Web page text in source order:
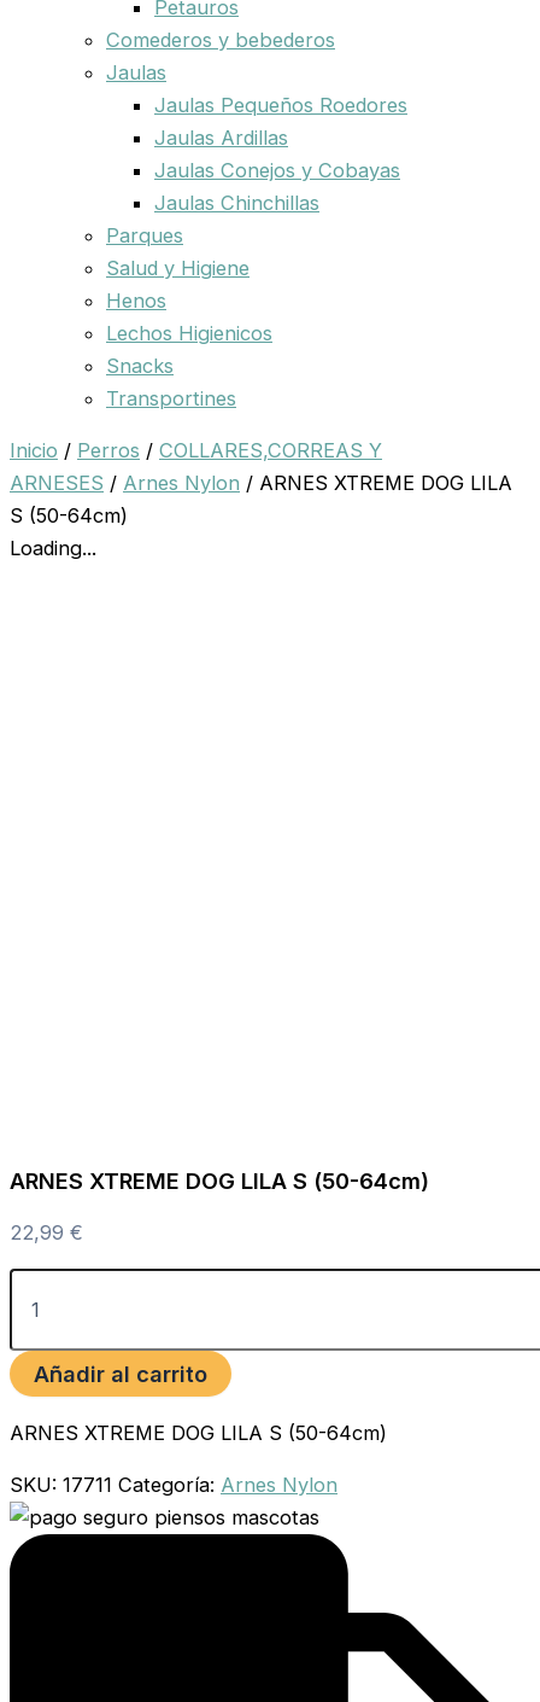
Petauros
Comederos y bebederos
Jaulas
Jaulas Pequeños Roedores
Jaulas Ardillas
Jaulas Conejos y Cobayas
Jaulas Chinchillas
Parques
Salud y Higiene
Henos
Lechos Higienicos
Snacks
Transportines
Inicio / Perros / COLLARES,CORREAS Y
ARNESES / Arnes Nylon / ARNES XTREME DOG LILA
S (50-64cm)
Loading...
ARNES XTREME DOG LILA S (50-64cm)
22,99 €
Añadir al carrito
ARNES XTREME DOG LILA S (50-64cm)
SKU: 17711 Categoría: Arnes Nylon